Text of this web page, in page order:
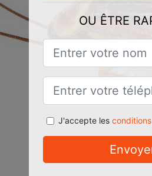
OU ÊTRE
J'accepte les conditions